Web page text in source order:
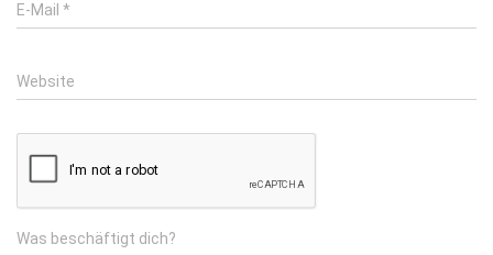
E-Mail *
Website
Was beschäftigt dich?